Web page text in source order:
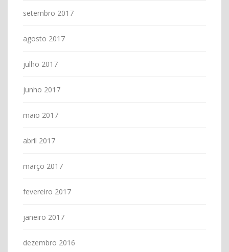
setembro 2017
agosto 2017
julho 2017
junho 2017
maio 2017
abril 2017
março 2017
fevereiro 2017
janeiro 2017
dezembro 2016